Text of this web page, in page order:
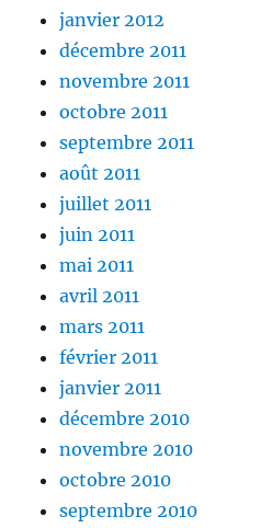
janvier 2012
décembre 2011
novembre 2011
octobre 2011
septembre 2011
août 2011
juillet 2011
juin 2011
mai 2011
avril 2011
mars 2011
février 2011
janvier 2011
décembre 2010
novembre 2010
octobre 2010
septembre 2010